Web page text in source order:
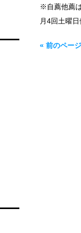
※自薦他薦
月4回土曜
« 前のページ